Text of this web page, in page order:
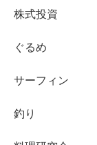
株式投資
ぐるめ
サーフィン
釣り